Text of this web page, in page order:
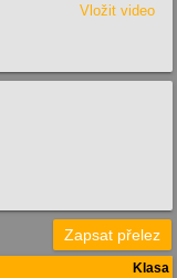
Vložit video
Zapsat přelez
Klasa